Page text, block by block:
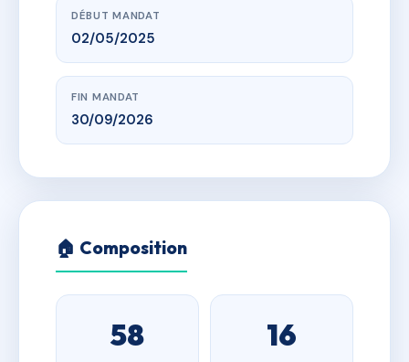
DÉBUT MANDAT
02/05/2025
FIN MANDAT
30/09/2026
🏠 Composition
58 16